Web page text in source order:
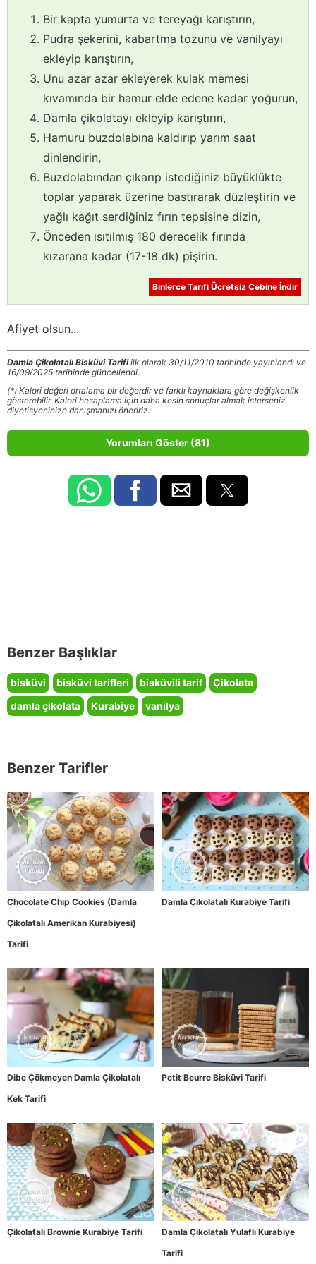
Bir kapta yumurta ve tereyağı karıştırın,
Pudra şekerini, kabartma tozunu ve vanilyayı
ekleyip karıştırın,
Unu azar azar ekleyerek kulak memesi
kıvamında bir hamur elde edene kadar yoğurun,
Damla çikolatayı ekleyip karıştırın,
Hamuru buzdolabına kaldırıp yarım saat
dinlendirin,
Buzdolabından çıkarıp istediğiniz büyüklükte
toplar yaparak üzerine bastırarak düzleştirin ve
yağlı kağıt serdiğiniz fırın tepsisine dizin,
Önceden ısıtılmış 180 derecelik fırında
kızarana kadar (17-18 dk) pişirin.
Binlerce Tarifi Ücretsiz Cebine İndir
Afiyet olsun...
Damla Çikolatalı Bisküvi Tarifiilk olarak 30/11/2010 tarihinde yayınlandı ve
16/09/2025 tarihinde güncellendi.
(*) Kalori değeri ortalama bir değerdir ve farklı kaynaklara göre değişkenlik
gösterebilir. Kalori hesaplama için daha kesin sonuçlar almak isterseniz
diyetisyeninize danışmanızı öneririz.
Yorumları Göster (81)
Benzer Başlıklar
bisküvi bisküvi tarifleri bisküvili tarif
Çikolata
damla çikolata
Kurabiye vanilya
Benzer Tarifler
Chocolate Chip Cookies (Damla
Çikolatalı Amerikan Kurabiyesi)
Tarifi
Damla Çikolatalı Kurabiye Tarifi
Dibe Çökmeyen Damla Çikolatalı
Kek Tarifi
Petit Beurre Bisküvi Tarifi
Çikolatalı Brownie Kurabiye Tarifi
Damla Çikolatalı Yulaflı Kurabiye
Tarifi